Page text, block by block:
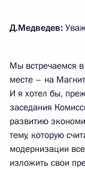
Д.Медведев:
Мы встречаемся
месте – на
И я хотел бы,
заседания
развитию
тему, которую
модернизации
изложить свои